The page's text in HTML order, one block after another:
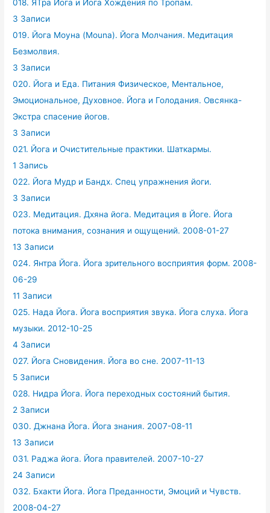
018. ЯТра Йога и Йога Хождения по Тропам.
3 Записи
019. Йога Моуна (Mouna). Йога Молчания. Медитация
Безмолвия.
3 Записи
020. Йога и Еда. Питания Физическое, Ментальное,
Эмоциональное, Духовное. Йога и Голодания. Овсянка-
Экстра спасение йогов.
3 Записи
021. Йога и Очистительные практики. Шаткармы.
1 Запись
022. Йога Мудр и Бандх. Спец упражнения йоги.
3 Записи
023. Медитация. Дхяна йога. Медитация в Йоге. Йога
потока внимания, сознания и ощущений. 2008-01-27
13 Записи
024. Янтра Йога. Йога зрительного восприятия форм. 2008-
06-29
11 Записи
025. Нада Йога. Йога восприятия звука. Йога слуха. Йога
музыки. 2012-10-25
4 Записи
027. Йога Сновидения. Йога во сне. 2007-11-13
5 Записи
028. Нидра Йога. Йога переходных состояний бытия.
2 Записи
030. Джнана Йога. Йога знания. 2007-08-11
13 Записи
031. Раджа йога. Йога правителей. 2007-10-27
24 Записи
032. Бхакти Йога. Йога Преданности, Эмоций и Чувств.
2008-04-27